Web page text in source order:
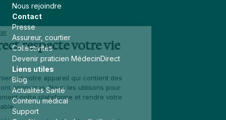
Nous rejoindre
Contact
Presse
Assureur, courtier
Collectivités
Devenir praticien MédecinDirect
Liens utiles
Blog
Actualités Santé
Contenu médical
Support
Continuer sans accepter
MédecinDirect respecte votre vie
privée
Un cookie est un fichier sur votre appareil qui contient des
données. Celles-ci sont anonymes. Nous les utilisons pour
améliorer continuellement notre plateforme et rendre votre
navigation plus agréable.